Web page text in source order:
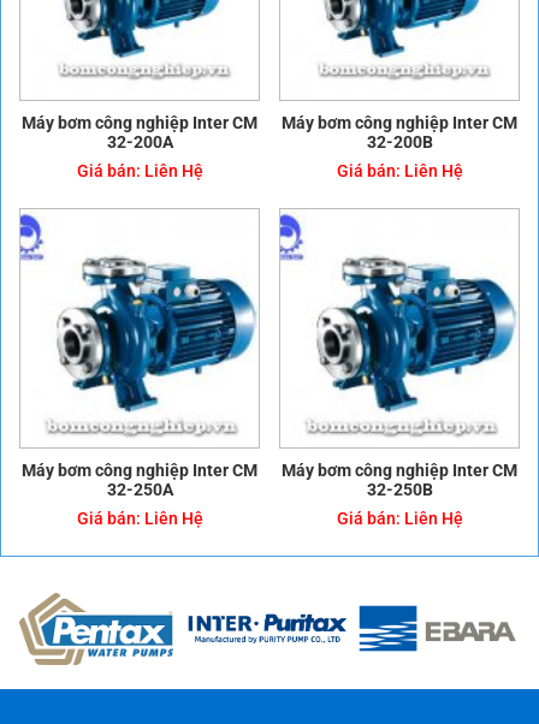
Máy bơm công nghiệp Inter CM
32-200A
Giá bán: Liên Hệ
Máy bơm công nghiệp Inter CM
32-200B
Giá bán: Liên Hệ
Máy bơm công nghiệp Inter CM
32-250A
Giá bán: Liên Hệ
Máy bơm công nghiệp Inter CM
32-250B
Giá bán: Liên Hệ